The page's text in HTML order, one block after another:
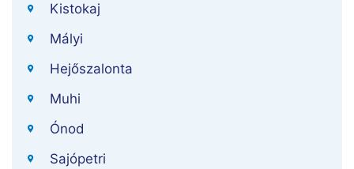
Kistokaj
Mályi
Hejőszalonta
Muhi
Ónod
Sajópetri